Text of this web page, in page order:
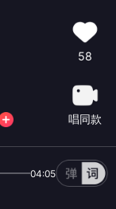
58
唱同款
04:05